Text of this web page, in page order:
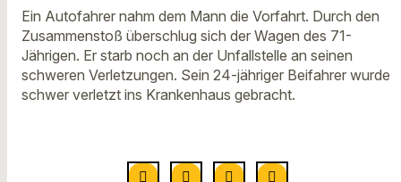
Ein Autofahrer nahm dem Mann die Vorfahrt. Durch den
Zusammenstoß überschlug sich der Wagen des 71-
Jährigen. Er starb noch an der Unfallstelle an seinen
schweren Verletzungen. Sein 24-jähriger Beifahrer wurde
schwer verletzt ins Krankenhaus gebracht.